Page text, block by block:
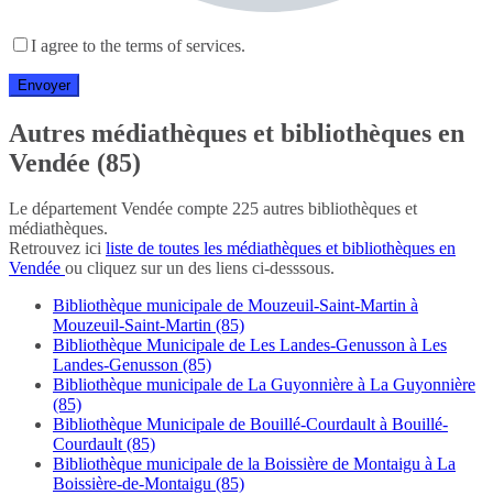
I agree to the terms of services.
Autres médiathèques et bibliothèques en
Vendée (85)
Le département Vendée compte 225 autres bibliothèques et
médiathèques.
Retrouvez ici liste de toutes les médiathèques et bibliothèques en
Vendée ou cliquez sur un des liens ci-desssous.
Bibliothèque municipale de Mouzeuil-Saint-Martin à
Mouzeuil-Saint-Martin (85)
Bibliothèque Municipale de Les Landes-Genusson à Les
Landes-Genusson (85)
Bibliothèque municipale de La Guyonnière à La Guyonnière
(85)
Bibliothèque Municipale de Bouillé-Courdault à Bouillé-
Courdault (85)
Bibliothèque municipale de la Boissière de Montaigu à La
Boissière-de-Montaigu (85)